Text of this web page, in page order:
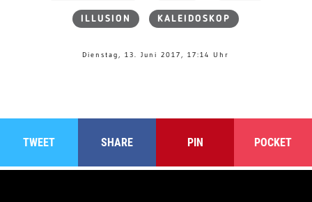
ILLUSION KALEIDOSKOP
Dienstag, 13. Juni 2017, 17:14 Uhr
TWEET SHARE PIN POCKET